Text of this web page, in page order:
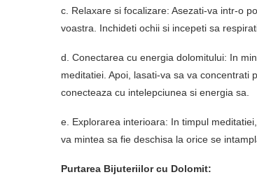
c. Relaxare si focalizare: Asezati-va intr-o
voastra. Inchideti ochii si incepeti sa
d. Conectarea cu energia dolomitului: In
meditatiei. Apoi, lasati-va sa va concentrati
conecteaza cu intelepciunea si energia sa.
e. Explorarea interioara: In timpul
va mintea sa fie deschisa la orice se
Purtarea Bijuteriilor cu Dolomit: